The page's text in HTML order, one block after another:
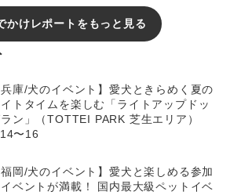
かけレポートをもっと見る
兵庫/犬のイベント】愛犬ときらめく夏の
トタイムを楽しむ「ライトアップドッ
ン」（TOTTEI PARK 芝生エリア）
〜16
福岡/犬のイベント】愛犬と楽しめる参加
ベントが満載！ 国内最大級ペットイベ